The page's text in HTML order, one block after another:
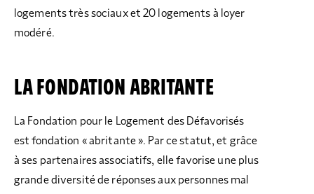
logements très sociaux et 20 logements à loyer
modéré.
LA FONDATION ABRITANTE
La Fondation pour le Logement des Défavorisés
est fondation « abritante ». Par ce statut, et grâce
à ses partenaires associatifs, elle favorise une plus
grande diversité de réponses aux personnes mal